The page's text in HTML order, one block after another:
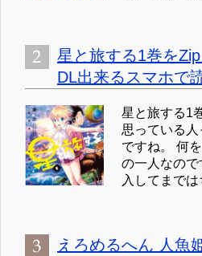
星と旅する1巻を
DL出来るスマホで
星と旅する1
思っている
ですね。 何
の一人なの
入してまでは
えろめるへん 人魚